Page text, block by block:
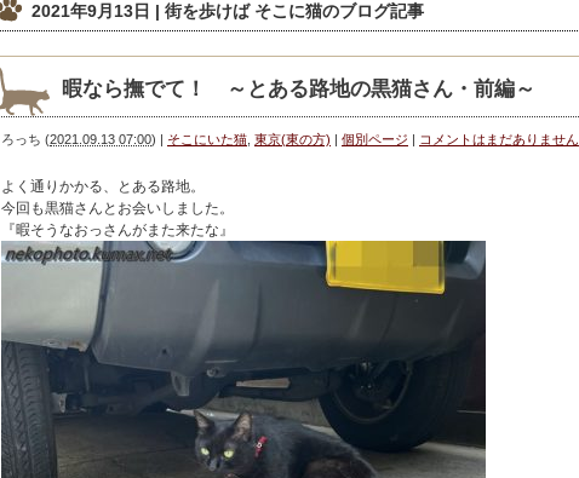
2021年9月13日 | 街を歩けば そこに猫のブログ記事
暇なら撫でて！ ～とある路地の黒猫さん・前編～
ろっち (2021.09.13 07:00) | そこにいた猫 東京(東の方) | 個別ページ | コメントはまだありません
よく通りかかる、とある路地。
今回も黒猫さんとお会いしました。
『暇そうなおっさんがまた来たな』